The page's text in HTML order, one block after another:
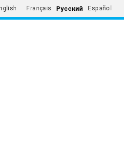
Français Русский Español